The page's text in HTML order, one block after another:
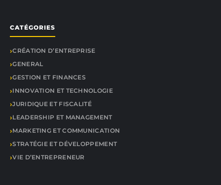
CATÉGORIES
CRÉATION D’ENTREPRISE
GENERAL
GESTION ET FINANCES
INNOVATION ET TECHNOLOGIE
JURIDIQUE ET FISCALITÉ
LEADERSHIP ET MANAGEMENT
MARKETING ET COMMUNICATION
STRATÉGIE ET DÉVELOPPEMENT
VIE D’ENTREPRENEUR